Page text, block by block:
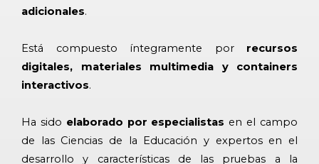
adicionales.
Está compuesto íntegramente por recursos
digitales, materiales multimedia y containers
interactivos.
Ha sido elaborado por especialistas en el campo
de las Ciencias de la Educación y expertos en el
desarrollo y características de las pruebas a la